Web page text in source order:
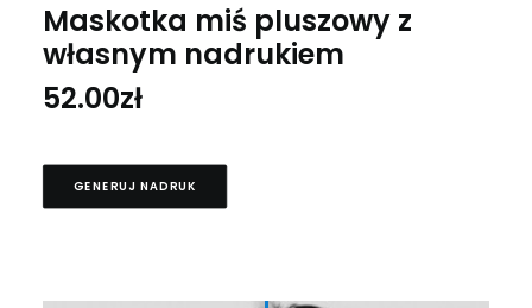
Maskotka miś pluszowy z
własnym nadrukiem
52.00zł
GENERUJ NADRUK